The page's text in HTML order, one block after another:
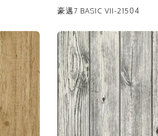
豪邁7 BASIC VII-21504